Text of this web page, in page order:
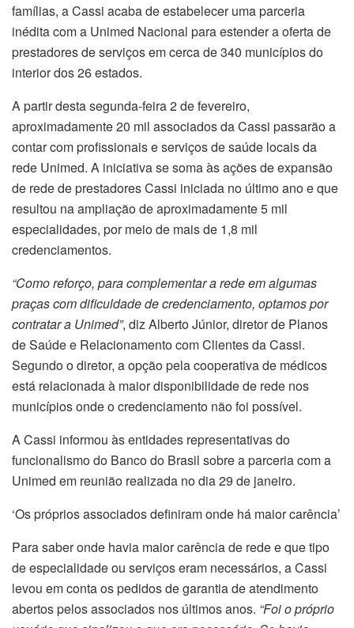
famílias, a Cassi acaba de estabelecer uma parceria
inédita com a Unimed Nacional para estender a oferta de
prestadores de serviços em cerca de 340 municípios do
interior dos 26 estados.
A partir desta segunda-feira 2 de fevereiro,
aproximadamente 20 mil associados da Cassi passarão a
contar com profissionais e serviços de saúde locais da
rede Unimed. A iniciativa se soma às ações de expansão
de rede de prestadores Cassi iniciada no último ano e que
resultou na ampliação de aproximadamente 5 mil
especialidades, por meio de mais de 1,8 mil
credenciamentos.
“Como reforço, para complementar a rede em algumas
praças com dificuldade de credenciamento, optamos por
contratar a Unimed”, diz Alberto Júnior, diretor de Planos
de Saúde e Relacionamento com Clientes da Cassi.
Segundo o diretor, a opção pela cooperativa de médicos
está relacionada à maior disponibilidade de rede nos
municípios onde o credenciamento não foi possível.
A Cassi informou às entidades representativas do
funcionalismo do Banco do Brasil sobre a parceria com a
Unimed em reunião realizada no dia 29 de janeiro.
‘Os próprios associados definiram onde há maior carência’
Para saber onde havia maior carência de rede e que tipo
de especialidade ou serviços eram necessários, a Cassi
levou em conta os pedidos de garantia de atendimento
abertos pelos associados nos últimos anos. “Foi o próprio